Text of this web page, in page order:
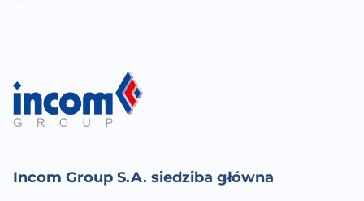
Incom Group S.A. siedziba główna